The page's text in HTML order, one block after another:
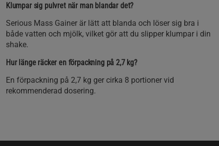
Klumpar sig pulvret när man blandar det?
Serious Mass Gainer är lätt att blanda och löser sig bra i
både vatten och mjölk, vilket gör att du slipper klumpar i din
shake.
Hur länge räcker en förpackning på 2,7 kg?
En förpackning på 2,7 kg ger cirka 8 portioner vid
rekommenderad dosering.